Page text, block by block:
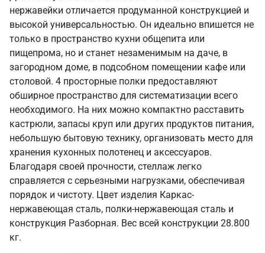
нержавейки отличается продуманной конструкцией и
высокой универсальностью. Он идеально впишется не
только в пространство кухни общепита или
пищепрома, но и станет незаменимым на даче, в
загородном доме, в подсобном помещении кафе или
столовой. 4 просторные полки предоставляют
обширное пространство для систематизации всего
необходимого. На них можно компактно расставить
кастрюли, запасы круп или других продуктов питания,
небольшую бытовую технику, организовать место для
хранения кухонных полотенец и аксессуаров.
Благодаря своей прочности, стеллаж легко
справляется с серьезными нагрузками, обеспечивая
порядок и чистоту. Цвет изделия Каркас-
нержавеющая сталь, полки-нержавеющая сталь и
конструкция Разборная. Вес всей конструкции 28.800
кг.